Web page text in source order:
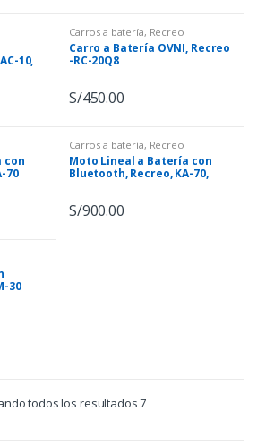
10,
Carros a batería, Recreo
Carro a Batería OVNI, Recreo
-RC-20Q8
S/450.00
con
70
Carros a batería, Recreo
Moto Lineal a Batería con
Bluetooth, Recreo, KA-70,
S/900.00
30
todos los resultados 7